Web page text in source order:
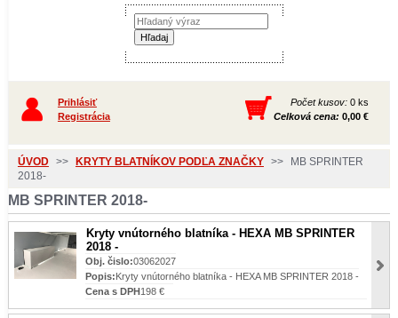
Prihlásiť
Registrácia
Počet kusov: 0 ks
Celková cena: 0,00 €
ÚVOD >> KRYTY BLATNÍKOV PODĽA ZNAČKY >>
MB SPRINTER
2018-
MB SPRINTER 2018-
Kryty vnútorného blatníka - HEXA MB SPRINTER
2018 -
Obj. čislo:03062027
Popis:Kryty vnútorného blatníka - HEXA MB SPRINTER 2018 -
Cena s DPH198 €